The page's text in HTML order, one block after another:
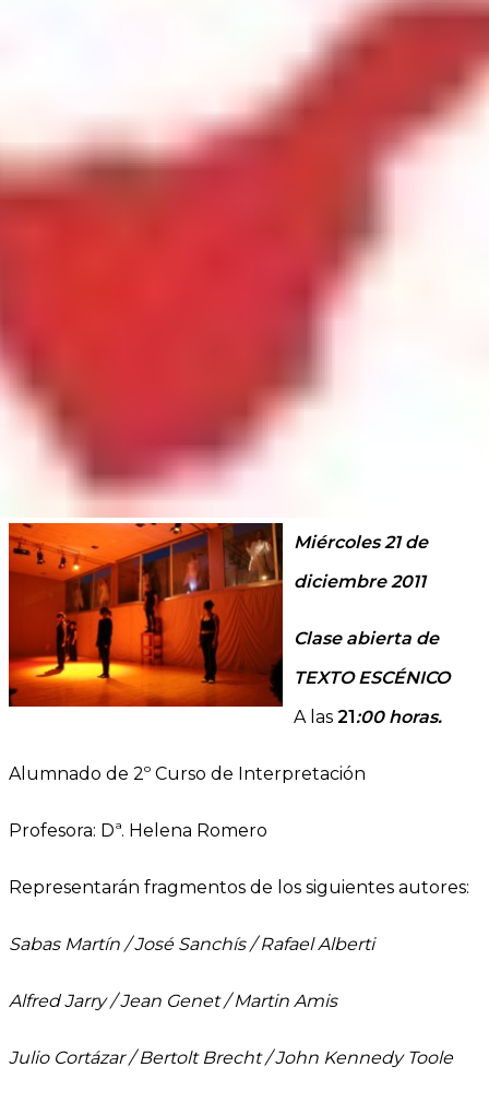
Inicio Clase abierta: Texto Escénico
Clases abiertas: Sede Tenerife
Miércoles 21 de
diciembre 2011
Clase abierta de
TEXTO ESCÉNICO
A las21 :00 horas.
Alumnado de 2º Curso de Interpretación
Profesora: Dª. Helena Romero
Representarán fragmentos de los siguientes autores:
Sabas Martín / José Sanchís / Rafael Alberti
Alfred Jarry / Jean Genet / Martin Amis
Julio Cortázar / Bertolt Brecht / John Kennedy Toole